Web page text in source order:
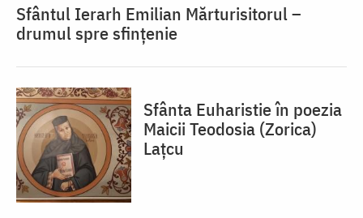
Sfântul Ierarh Emilian Mărturisitorul –
drumul spre sfințenie
Sfânta Euharistie în poezia
Maicii Teodosia (Zorica)
Lațcu